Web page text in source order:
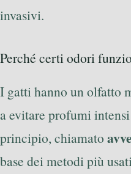
invasivi.
Perché certi odori
I gatti hanno un olfatto
a evitare profumi
principio, chiamato
base dei metodi più